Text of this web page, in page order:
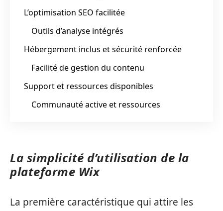
L’optimisation SEO facilitée
Outils d’analyse intégrés
Hébergement inclus et sécurité renforcée
Facilité de gestion du contenu
Support et ressources disponibles
Communauté active et ressources
La simplicité d’utilisation de la
plateforme Wix
La première caractéristique qui attire les